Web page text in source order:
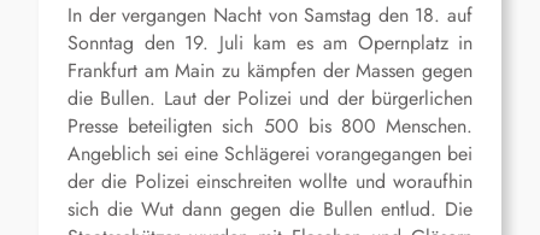
In der vergangen Nacht von Samstag den 18. auf
Sonntag den 19. Juli kam es am Opernplatz in
Frankfurt am Main zu kämpfen der Massen gegen
die Bullen. Laut der Polizei und der bürgerlichen
Presse beteiligten sich 500 bis 800 Menschen.
Angeblich sei eine Schlägerei vorangegangen bei
der die Polizei einschreiten wollte und woraufhin
sich die Wut dann gegen die Bullen entlud. Die